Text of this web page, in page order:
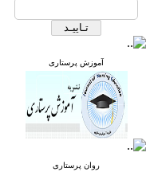
آموزش پرستاری
روان پرستاری